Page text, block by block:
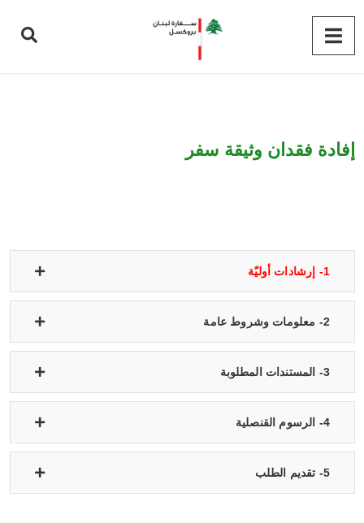
إفادة فقدان وثيقة سفر
1- إرشادات أوليّة
2- معلومات وشروط عامة
3- المستندات المطلوبة
4- الرسوم القنصلية
5- تقديم الطلب